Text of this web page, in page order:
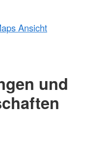
Ansicht
und